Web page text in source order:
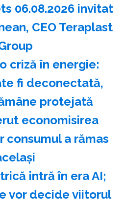
06.08.2026 invitat
CEO Teraplast
criză în energie:
fi deconectată,
protejată
economisirea
consumul a rămas
intră în era AI;
vor decide viitorul